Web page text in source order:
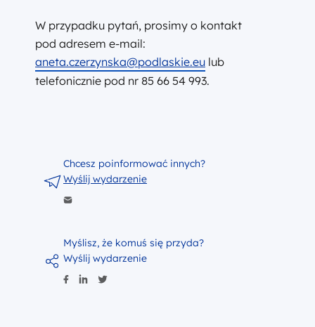
W przypadku pytań, prosimy o kontakt
pod adresem e-mail:
aneta.czerzynska@podlaskie.eu lub
telefonicznie pod nr 85 66 54 993.
Myślisz, że komuś się przyda?
Wyślij wydarzenie
Chcesz poinformować innych?
Wyślij wydarzenie